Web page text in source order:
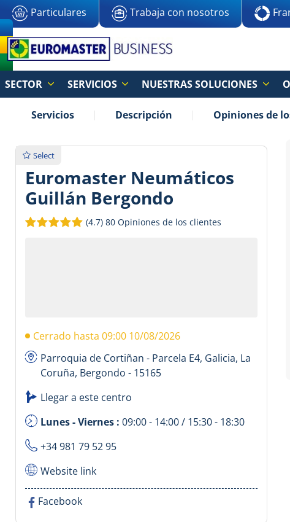
Particulares Trabaja con nosotros
SECTOR SERVICIOS NUESTRAS SOLUCIONES
Servicios Descripción Opiniones de
Select
Euromaster Neumáticos
Guillán Bergondo
(4.7) 80 Opiniones de los clientes
Cerrado hasta 09:00 10/08/2026
Parroquia de Cortiñan - Parcela E4, Galicia, La
Coruña, Bergondo - 15165
Llegar a este centro
Lunes - Viernes : 09:00 - 14:00 / 15:30 - 18:30
+34 981 79 52 95
Website link
Facebook